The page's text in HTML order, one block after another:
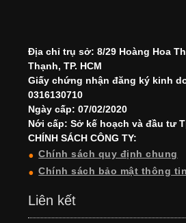
Địa chỉ trụ sở: 8/29 Hoàng Hoa
Thạnh, TP. HCM
Giấy chứng nhận đăng ký kinh
0316130710
Ngày cấp: 07/02/2020
Nới cấp: Sở kế hoạch và đầu tư
CHÍNH SÁCH CÔNG TY:
Chính sách quy định chung
Chính sách bảo mật thông tin
Liên kết